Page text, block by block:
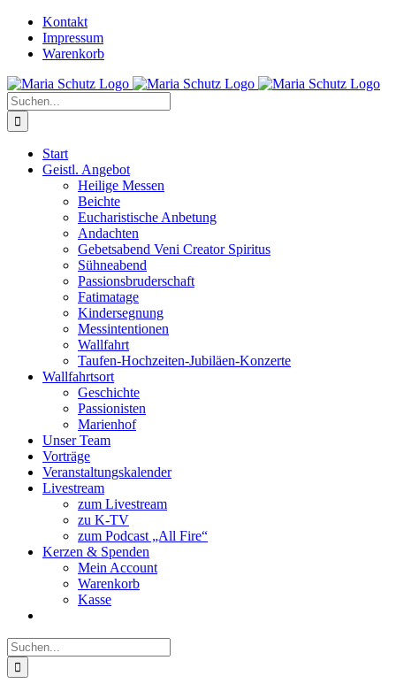
Zum
Inhalt
springen
YouTube
InstagramKontakt
Impressum
Warenkorb
Suche
nach:
Start
Geistl. Angebot
Heilige Messen
Beichte
Eucharistische Anbetung
Andachten
Gebetsabend Veni Creator Spiritus
Sühneabend
Passionsbruderschaft
Fatimatage
Kindersegnung
Messintentionen
Wallfahrt
Taufen-Hochzeiten-Jubiläen-Konzerte
Wallfahrtsort
Geschichte
Passionisten
Marienhof
Unser Team
Vorträge
Veranstaltungskalender
Livestream
zum Livestream
zu K-TV
zum Podcast „All Fire“
Kerzen & Spenden
Mein Account
Warenkorb
Kasse
Suche
nach: